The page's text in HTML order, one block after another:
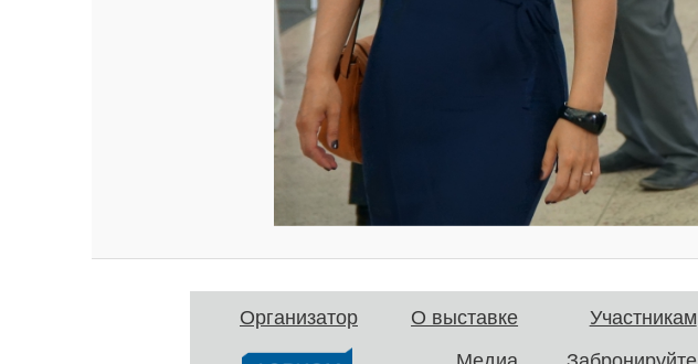
Организатор
О выставке
Участникам